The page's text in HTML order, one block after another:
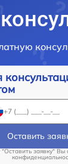
Оставить
заявку" Вы